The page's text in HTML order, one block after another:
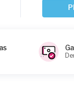
Jakarta Pusat, Jakarta